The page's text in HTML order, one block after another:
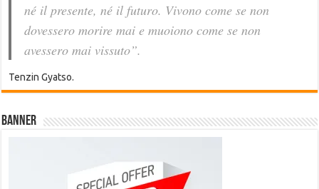
né il presente, né il futuro. Vivono come se non
dovessero morire mai e muoiono come se non
avessero mai vissuto”.
Tenzin Gyatso.
Banner